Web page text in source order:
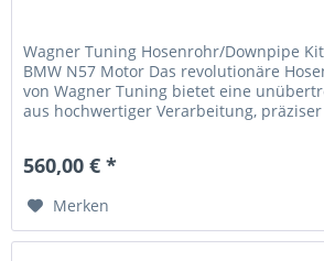
Wagner Tuning Hosenrohr/Downpipe
BMW N57 Motor Das revolutionäre
von Wagner Tuning bietet eine
aus hochwertiger Verarbeitung,
konzipiert, die Leistung Ihres Fahrzeugs
560,00 € *
Merken